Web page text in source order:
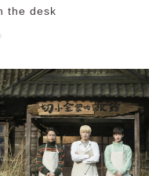
the desk